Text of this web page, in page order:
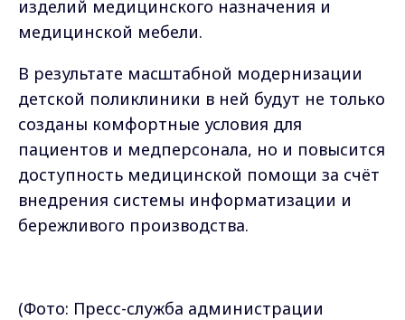
изделий медицинского назначения и
медицинской мебели.
В результате масштабной модернизации
детской поликлиники в ней будут не только
созданы комфортные условия для
пациентов и медперсонала, но и повысится
доступность медицинской помощи за счёт
внедрения системы информатизации и
бережливого производства.
(Фото: Пресс-служба администрации